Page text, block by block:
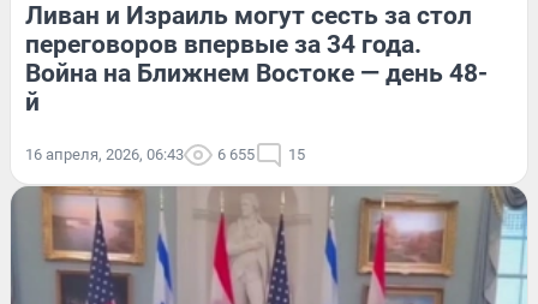
Ливан и Израиль могут сесть за стол
переговоров впервые за 34 года.
Война на Ближнем Востоке — день 48-
й
16 апреля, 2026, 06:43 6 655 15